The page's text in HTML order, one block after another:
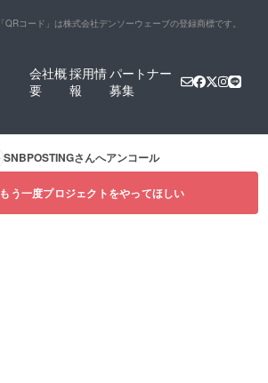
「QRコード」は株式会社デンソーウェーブの登録商標です。
会社概
要
採用情
報
パートナー
募集
SNBPOSTINGさんへアンコール
もう一度プロジェクトをやってほしい